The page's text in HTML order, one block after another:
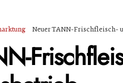
Neuer TANN-Frischfleisch-